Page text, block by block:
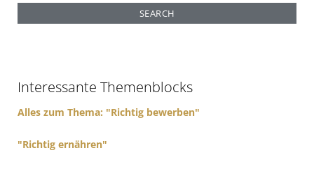
r
o
Interessante Themenblocks
Alles zum Thema: "Richtig bewerben"
"Richtig ernähren"